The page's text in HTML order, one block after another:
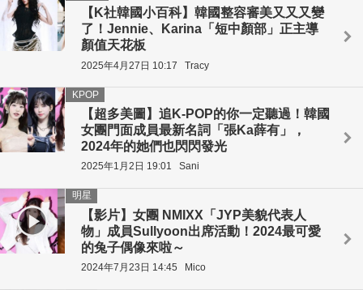
【K社韓國小百科】韓國整容審美又又又變
了！Jennie、Karina「短中顏部」正主導
顏值天花板
2025年4月27日 10:17 Tracy
【超多美圖】追K-POP的你一定聽過！韓國
女團門面成員最新名詞「張Ka薛有」，
2024年的她們也閃閃發光
KPOP
2025年1月2日 19:01 Sani
【影片】女團 NMIXX「JYP美貌代表人
物」成員Sullyoon出席活動！2024最可愛
的兔子偶像來啦～
明星
2024年7月23日 14:45 Mico